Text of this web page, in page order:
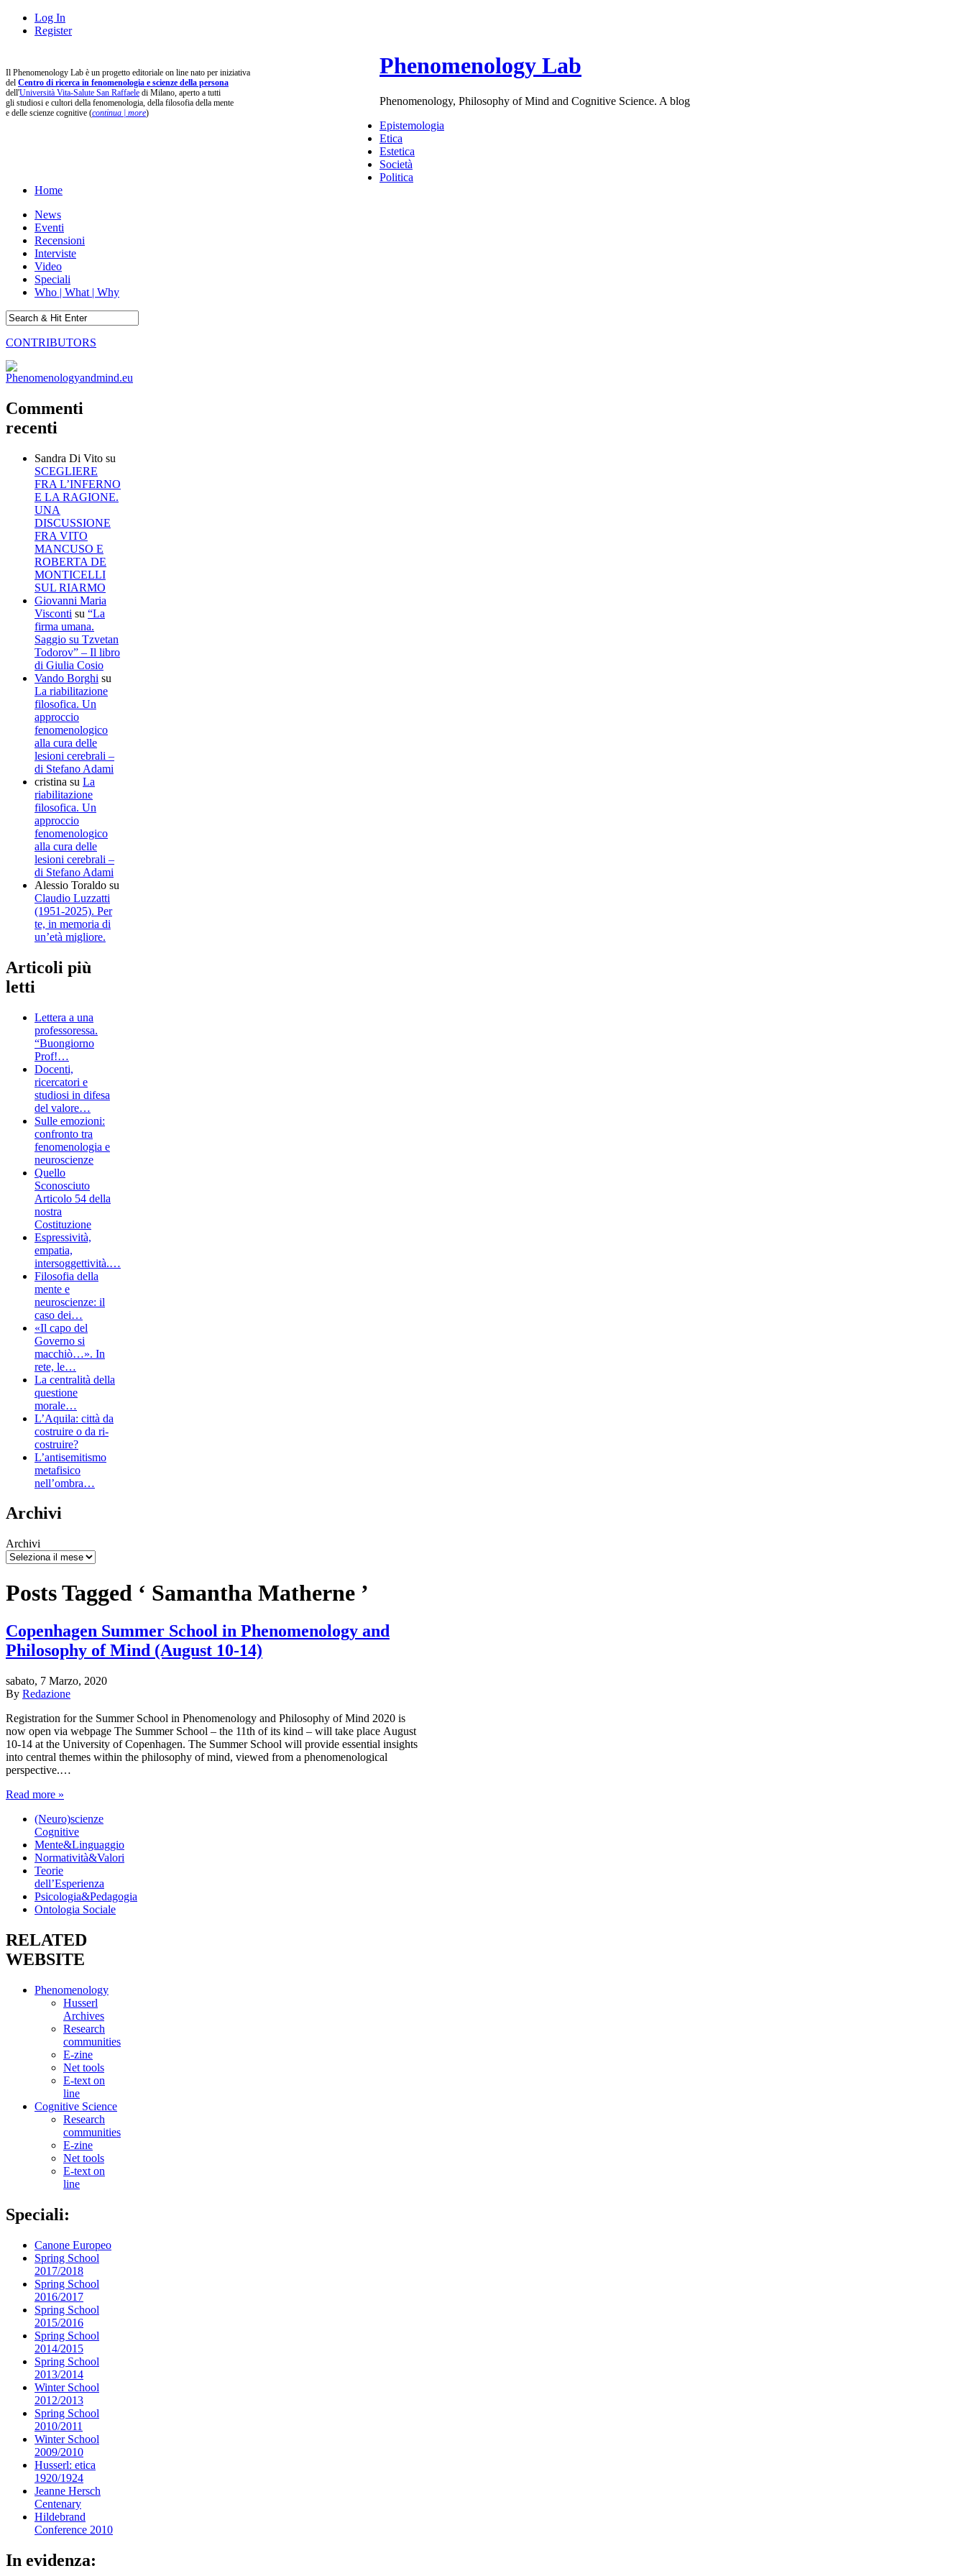
Log In
Register
Il Phenomenology Lab è un progetto editoriale on line nato per iniziativa
del Centro di ricerca in fenomenologia e scienze della persona
dell'Università Vita-Salute San Raffaele di Milano, aperto a tutti
gli studiosi e cultori della fenomenologia, della filosofia della mente
e delle scienze cognitive (continua | more)
Phenomenology Lab
Phenomenology, Philosophy of Mind and Cognitive Science. A blog
Epistemologia
Etica
Estetica
Società
Politica
Home
News
Eventi
Recensioni
Interviste
Video
Speciali
Who | What | Why
CONTRIBUTORS
Commenti
recenti
Sandra Di Vito su
SCEGLIERE
FRA L’INFERNO
E LA RAGIONE.
UNA
DISCUSSIONE
FRA VITO
MANCUSO E
ROBERTA DE
MONTICELLI
SUL RIARMO
Giovanni Maria
Visconti su “La
firma umana.
Saggio su Tzvetan
Todorov” – Il libro
di Giulia Cosio
Vando Borghi su
La riabilitazione
filosofica. Un
approccio
fenomenologico
alla cura delle
lesioni cerebrali –
di Stefano Adami
cristina su La
riabilitazione
filosofica. Un
approccio
fenomenologico
alla cura delle
lesioni cerebrali –
di Stefano Adami
Alessio Toraldo su
Claudio Luzzatti
(1951-2025). Per
te, in memoria di
un’età migliore.
Articoli più
letti
Lettera a una
professoressa.
“Buongiorno
Prof!…
Docenti,
ricercatori e
studiosi in difesa
del valore…
Sulle emozioni:
confronto tra
fenomenologia e
neuroscienze
Quello
Sconosciuto
Articolo 54 della
nostra
Costituzione
Espressività,
empatia,
intersoggettività.…
Filosofia della
mente e
neuroscienze: il
caso dei…
«Il capo del
Governo si
macchiò…». In
rete, le…
La centralità della
questione
morale…
L’Aquila: città da
costruire o da ri-
costruire?
L’antisemitismo
metafisico
nell’ombra…
Archivi
Archivi
Posts Tagged ‘ Samantha Matherne ’
Copenhagen Summer School in Phenomenology and
Philosophy of Mind (August 10-14)
sabato, 7 Marzo, 2020
By Redazione
Registration for the Summer School in Phenomenology and Philosophy of Mind 2020 is
now open via webpage The Summer School – the 11th of its kind – will take place August
10-14 at the University of Copenhagen. The Summer School will provide essential insights
into central themes within the philosophy of mind, viewed from a phenomenological
perspective.…
Read more »
(Neuro)scienze
Cognitive
Mente&Linguaggio
Normatività&Valori
Teorie
dell’Esperienza
Psicologia&Pedagogia
Ontologia Sociale
RELATED
WEBSITE
Phenomenology
Husserl
Archives
Research
communities
E-zine
Net tools
E-text on
line
Cognitive Science
Research
communities
E-zine
Net tools
E-text on
line
Speciali:
Canone Europeo
Spring School
2017/2018
Spring School
2016/2017
Spring School
2015/2016
Spring School
2014/2015
Spring School
2013/2014
Winter School
2012/2013
Spring School
2010/2011
Winter School
2009/2010
Husserl: etica
1920/1924
Jeanne Hersch
Centenary
Hildebrand
Conference 2010
In evidenza: